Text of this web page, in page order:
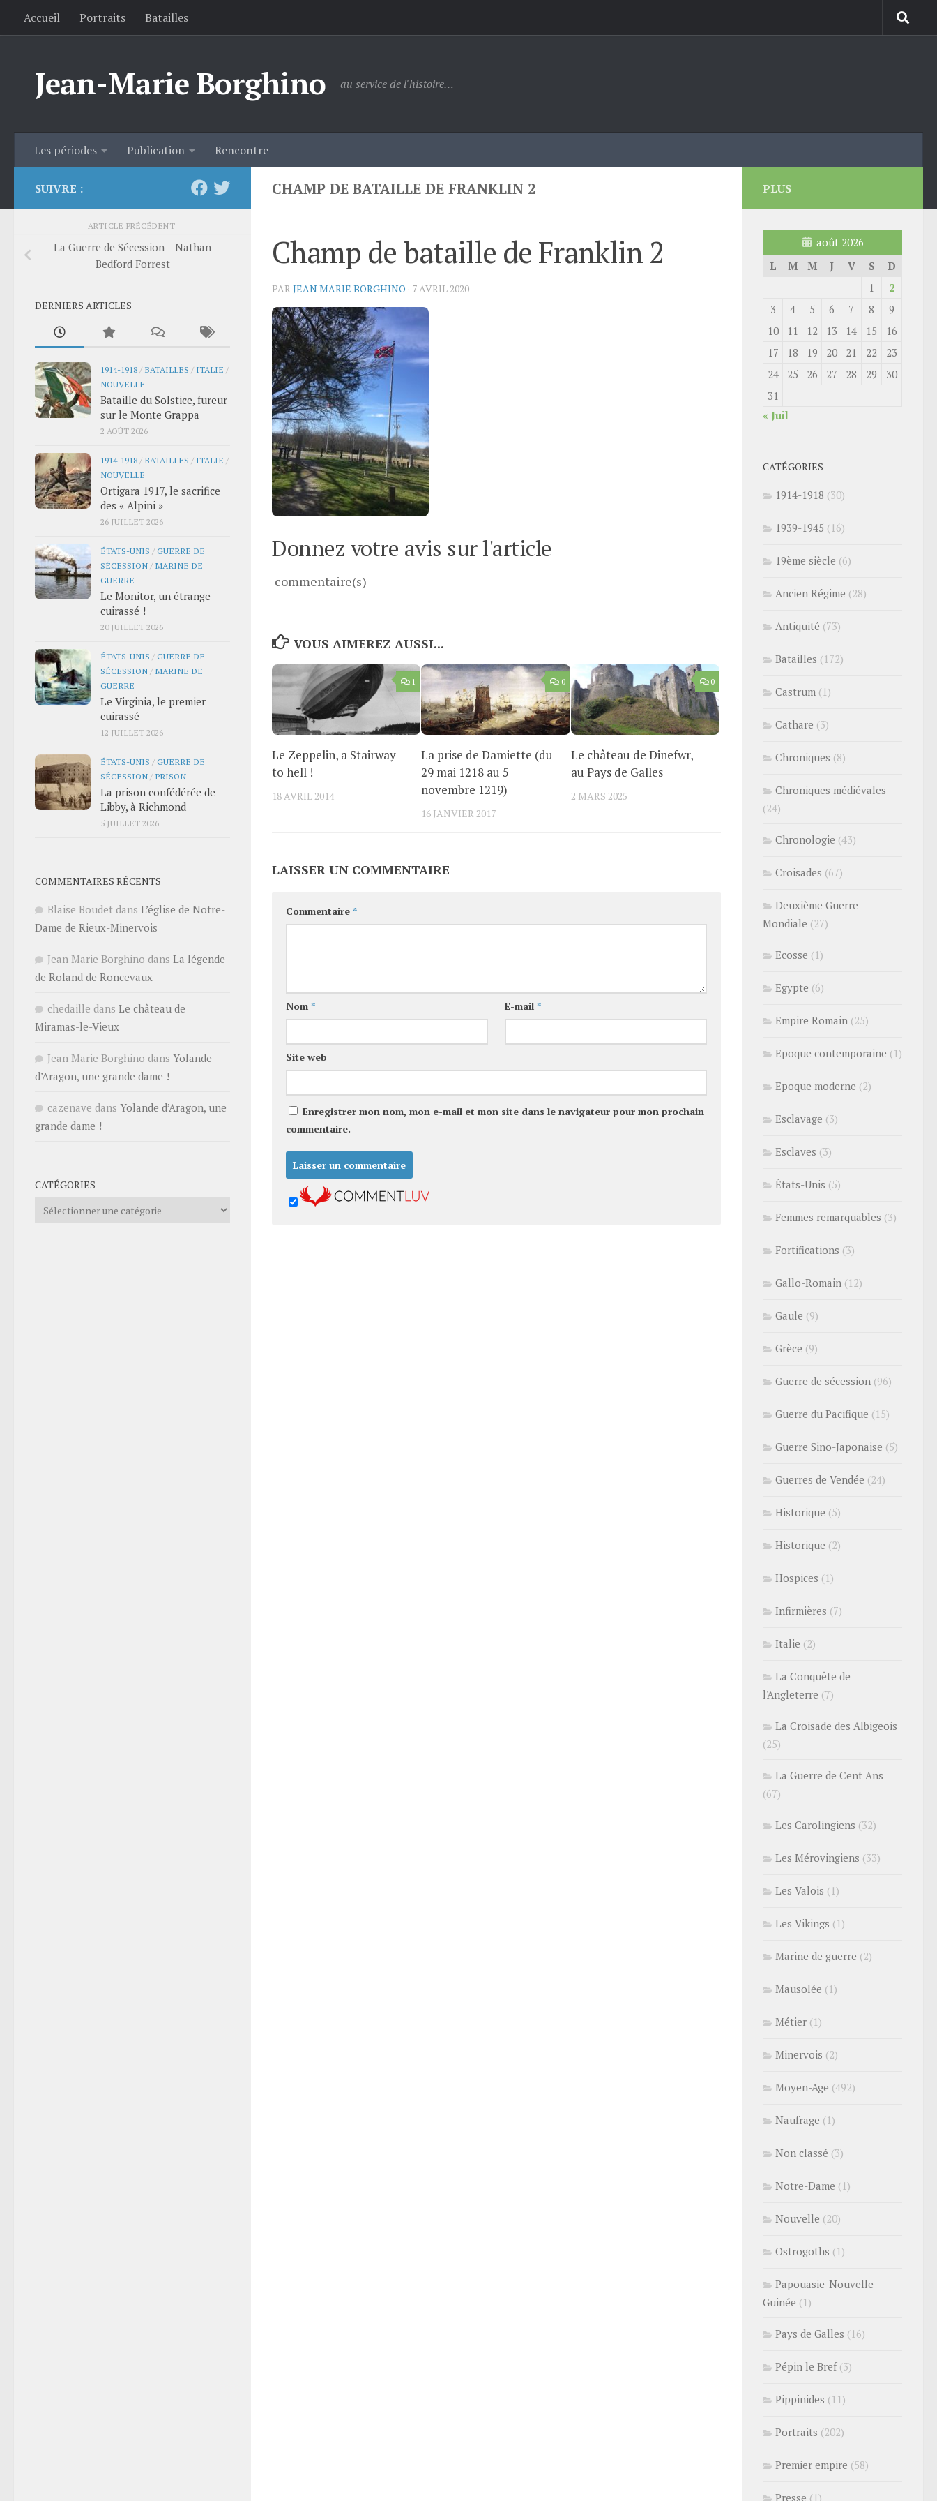
Skip to content
Accueil Portraits Batailles
Jean-Marie Borghino au service de l'histoire…
Les périodes Publication Rencontre
CHAMP DE BATAILLE DE FRANKLIN 2
Champ de bataille de Franklin 2
PAR JEAN MARIE BORGHINO · 7 AVRIL 2020
Donnez votre avis sur l'article
commentaire(s)
VOUS AIMEREZ AUSSI...
1
Le Zeppelin, a Stairway
to hell !
18 AVRIL 2014
0
La prise de Damiette (du
29 mai 1218 au 5
novembre 1219)
16 JANVIER 2017
0
Le château de Dinefwr,
au Pays de Galles
2 MARS 2025
LAISSER UN COMMENTAIRE
Commentaire *
Nom * E-mail *
Site web
Enregistrer mon nom, mon e-mail et mon site dans le navigateur pour mon prochain
commentaire.
SUIVRE :
ARTICLE PRÉCÉDENT
La Guerre de Sécession – Nathan
Bedford Forrest
DERNIERS ARTICLES
1914-1918 / BATAILLES / ITALIE /
NOUVELLE
Bataille du Solstice, fureur
sur le Monte Grappa
2 AOÛT 2026
1914-1918 / BATAILLES / ITALIE /
NOUVELLE
Ortigara 1917, le sacrifice
des « Alpini »
26 JUILLET 2026
ÉTATS-UNIS /GUERRE DE
SÉCESSION / MARINE DE
GUERRE
Le Monitor, un étrange
cuirassé !
20 JUILLET 2026
ÉTATS-UNIS /GUERRE DE
SÉCESSION / MARINE DE
GUERRE
Le Virginia, le premier
cuirassé
12 JUILLET 2026
ÉTATS-UNIS /GUERRE DE
SÉCESSION / PRISON
La prison confédérée de
Libby, à Richmond
5 JUILLET 2026
COMMENTAIRES RÉCENTS
Blaise Boudet dans L’église de Notre-
Dame de Rieux-Minervois
Jean Marie Borghino dans La légende
de Roland de Roncevaux
chedaille dans Le château de
Miramas-le-Vieux
Jean Marie Borghino dans Yolande
d’Aragon, une grande dame !
cazenave dans Yolande d’Aragon, une
grande dame !
CATÉGORIES
Catégories
PLUS
août 2026
L
M M J V S
D
1
2
3
4 5 6 7 8
9
10
11 12 13 14 15
16
17
18 19 20 21 22
23
24
25 26 27 28 29
30
31
« Juil
CATÉGORIES
1914-1918 (30)
1939-1945 (16)
19ème siècle (6)
Ancien Régime (28)
Antiquité (73)
Batailles (172)
Castrum (1)
Cathare (3)
Chroniques (8)
Chroniques médiévales
(24)
Chronologie (43)
Croisades (67)
Deuxième Guerre
Mondiale (27)
Ecosse (1)
Egypte (6)
Empire Romain (25)
Epoque contemporaine (1)
Epoque moderne (2)
Esclavage (3)
Esclaves (3)
États-Unis (5)
Femmes remarquables (3)
Fortifications (3)
Gallo-Romain (12)
Gaule (9)
Grèce (9)
Guerre de sécession (96)
Guerre du Pacifique (15)
Guerre Sino-Japonaise (5)
Guerres de Vendée (24)
Historique (5)
Historique (2)
Hospices (1)
Infirmières (7)
Italie (2)
La Conquête de
l'Angleterre (7)
La Croisade des Albigeois
(25)
La Guerre de Cent Ans
(67)
Les Carolingiens (32)
Les Mérovingiens (33)
Les Valois (1)
Les Vikings (1)
Marine de guerre (2)
Mausolée (1)
Métier (1)
Minervois (2)
Moyen-Age (492)
Naufrage (1)
Non classé (3)
Notre-Dame (1)
Nouvelle (20)
Ostrogoths (1)
Papouasie-Nouvelle-
Guinée (1)
Pays de Galles (16)
Pépin le Bref(3)
Pippinides (11)
Portraits (202)
Premier empire (58)
Presse (1)